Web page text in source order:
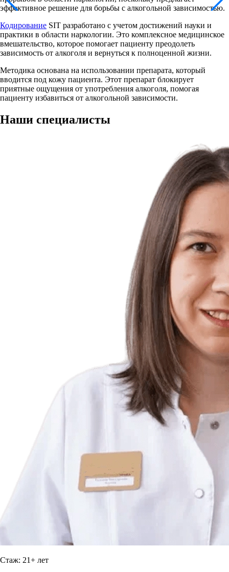
эффективное решение для борьбы с алкогольной зависимостью.
Кодирование SIT разработано с учетом достижений науки и
практики в области наркологии. Это комплексное медицинское
вмешательство, которое помогает пациенту преодолеть
зависимость от алкоголя и вернуться к полноценной жизни.
Методика основана на использовании препарата, который
вводится под кожу пациента. Этот препарат блокирует
приятные ощущения от употребления алкоголя, помогая
пациенту избавиться от алкогольной зависимости.
Наши специалисты
Стаж: 21+ лет